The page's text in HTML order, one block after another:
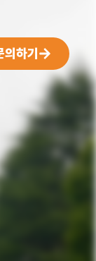
하기